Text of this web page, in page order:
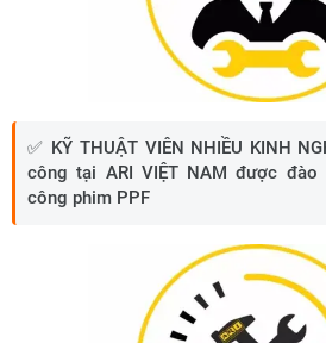
✅ KỸ THUẬT VIÊN NHIỀU KINH
công tại ARI VIỆT NAM được đào
công phim PPF